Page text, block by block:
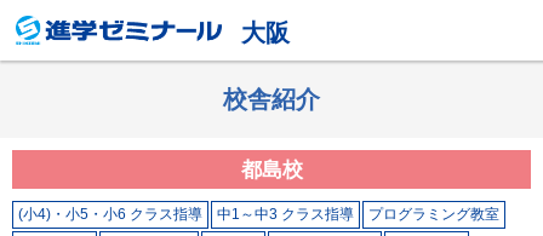
大阪
校舎紹介
都島校
(小4)・小5・小6 クラス指導 中1～中3 クラス指導 プログラミング教室